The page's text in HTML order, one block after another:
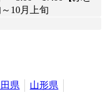
10月上旬
県
山形県